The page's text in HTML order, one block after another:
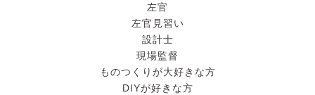
左官
左官見習い
設計士
現場監督
ものつくりが大好きな方
DIYが好きな方